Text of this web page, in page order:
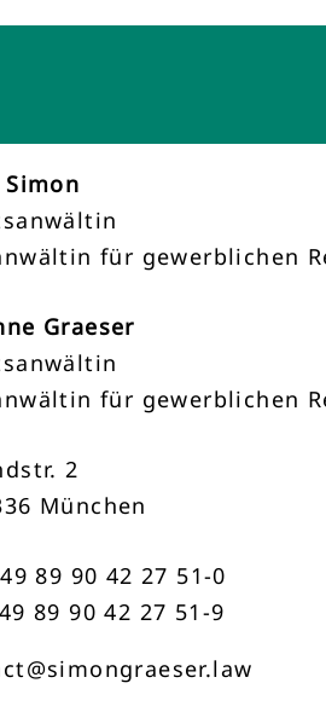
für gewerblichen
Graeser
für gewerblichen
2
München
89 90 42 27 51-0
89 90 42 27 51-9